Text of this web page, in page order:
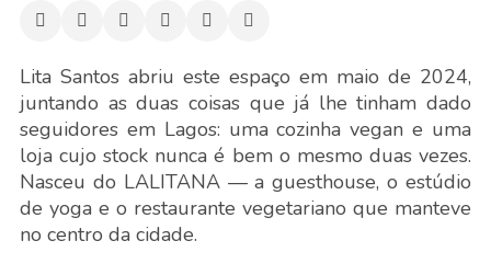
Lita Santos abriu este espaço em maio de 2024,
juntando as duas coisas que já lhe tinham dado
seguidores em Lagos: uma cozinha vegan e uma
loja cujo stock nunca é bem o mesmo duas vezes.
Nasceu do LALITANA — a guesthouse, o estúdio
de yoga e o restaurante vegetariano que manteve
no centro da cidade.